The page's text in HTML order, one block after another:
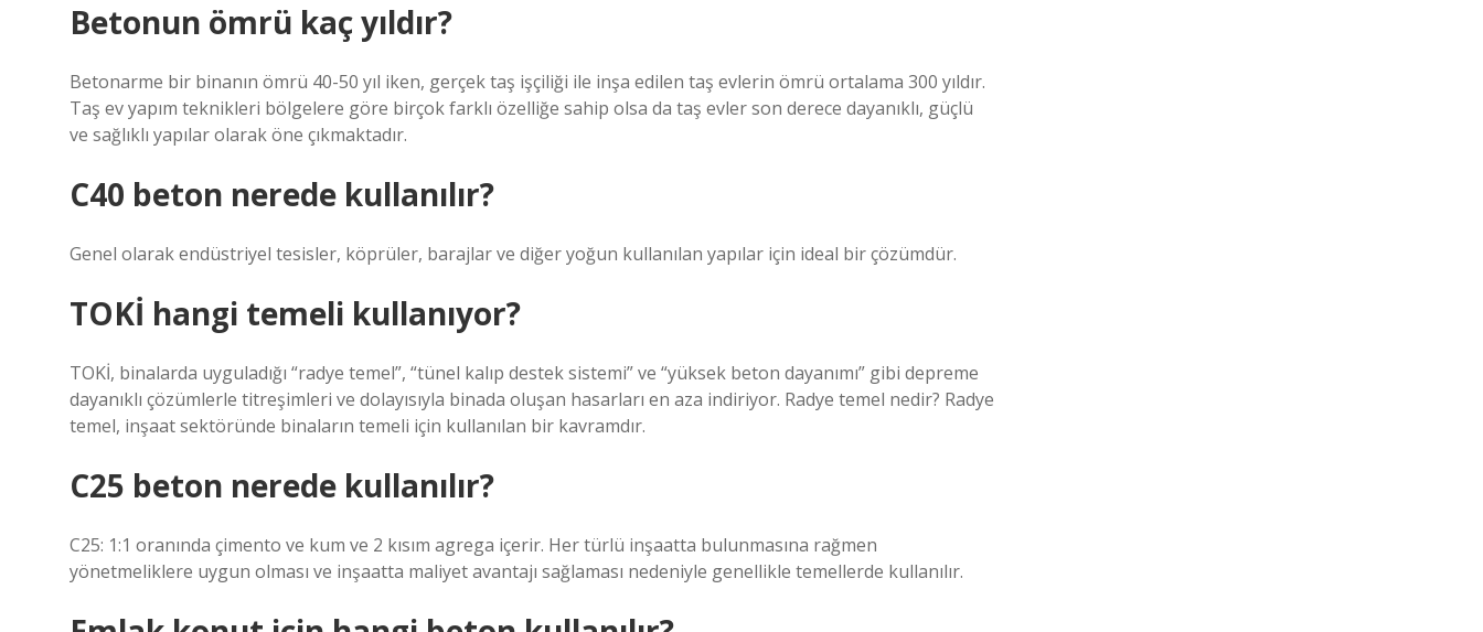
Betonun ömrü kaç yıldır?
Betonarme bir binanın ömrü 40-50 yıl iken, gerçek taş işçiliği ile inşa edilen taş evlerin ömrü ortalama 300 yıldır.
Taş ev yapım teknikleri bölgelere göre birçok farklı özelliğe sahip olsa da taş evler son derece dayanıklı, güçlü
ve sağlıklı yapılar olarak öne çıkmaktadır.
C40 beton nerede kullanılır?
Genel olarak endüstriyel tesisler, köprüler, barajlar ve diğer yoğun kullanılan yapılar için ideal bir çözümdür.
TOKİ hangi temeli kullanıyor?
TOKİ, binalarda uyguladığı “radye temel”, “tünel kalıp destek sistemi” ve “yüksek beton dayanımı” gibi depreme
dayanıklı çözümlerle titreşimleri ve dolayısıyla binada oluşan hasarları en aza indiriyor. Radye temel nedir? Radye
temel, inşaat sektöründe binaların temeli için kullanılan bir kavramdır.
C25 beton nerede kullanılır?
C25: 1:1 oranında çimento ve kum ve 2 kısım agrega içerir. Her türlü inşaatta bulunmasına rağmen
yönetmeliklere uygun olması ve inşaatta maliyet avantajı sağlaması nedeniyle genellikle temellerde kullanılır.